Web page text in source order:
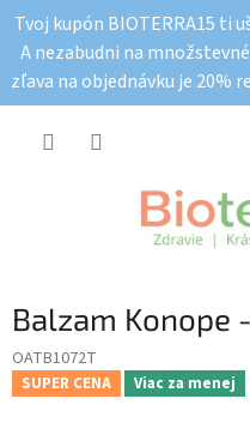
obsah
Tvoj kupón BIOTERRA15 ti
A nezabudni na
zľava na objednávku je 20%
Balzam Konope
OATB1072T
SUPER CENA Viac za menej